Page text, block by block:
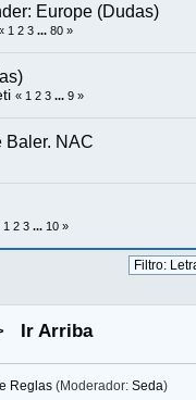
Europe (Dudas)
1 2 3 ... 80 »
« 1 2 3 ... 9 »
Baler. NAC
1 2 3 ... 10 »
Ir Arriba
Reglas(Moderador: Seda)